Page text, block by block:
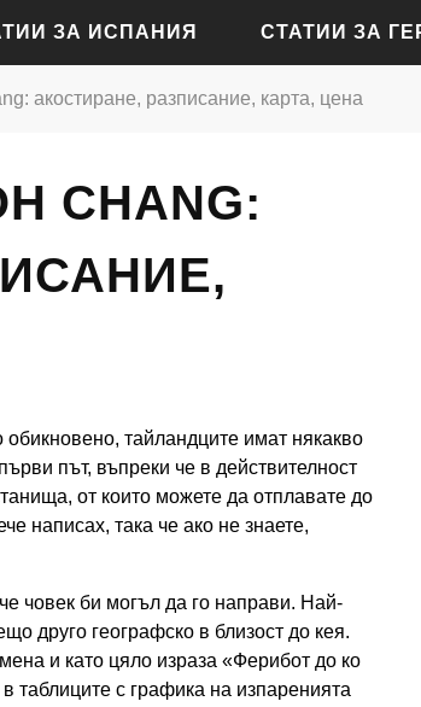
ЗА ИСПАНИЯ
ЗА БАРСЕЛОНА
ЗА СЕВИЛЯ
СТАТИИ ЗА
СТАТИИ ЗА МЮНХЕН
акостиране, разписание, карта, цена
CHANG:
тайландците имат някакво
път, въпреки че в действителност
от които можете да отплавате до
написах, така че ако не знаете,
човек би могъл да го направи. Най-
друго географско в близост до кея.
и като цяло израза «Ферибот до ко
таблиците с графика на изпаренията